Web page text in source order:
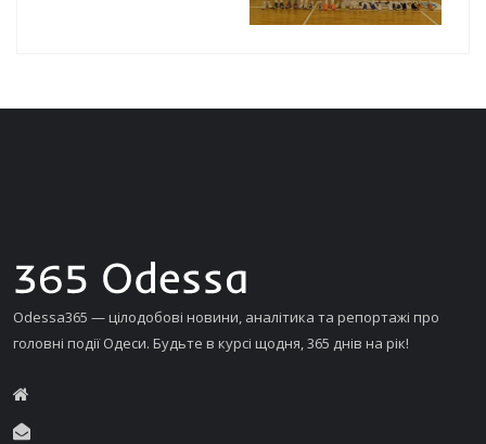
Odessa365 — цілодобові новини, аналітика та репортажі про
головні події Одеси. Будьте в курсі щодня, 365 днів на рік!